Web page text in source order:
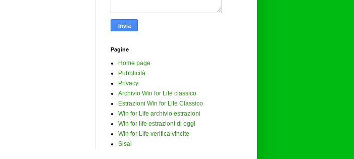
Pagine
Home page
Pubblicità
Privacy
Archivio Win for Life classico
Estrazioni Win for Life Classico
Win for Life archivio estrazioni
Win for life estrazioni di oggi
Win for Life verifica vincite
Sisal